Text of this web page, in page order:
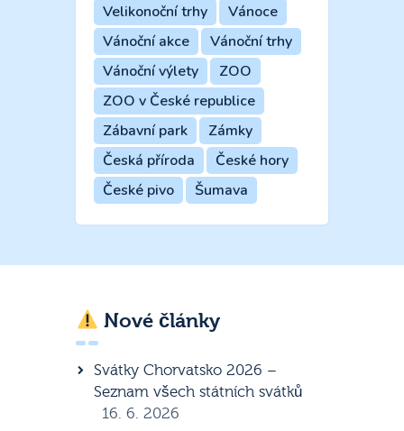
Velikonoční trhy
Vánoce
Vánoční akce
Vánoční trhy
Vánoční výlety
ZOO
ZOO v České republice
Zábavní park
Zámky
Česká příroda
České hory
České pivo
Šumava
Nové články
Svátky Chorvatsko 2026 –
Seznam všech státních svátků
16. 6. 2026